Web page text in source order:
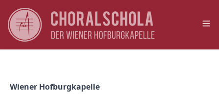
Wiener Hofburgkapelle